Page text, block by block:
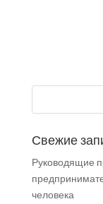
Свежие
Руководящие
человека